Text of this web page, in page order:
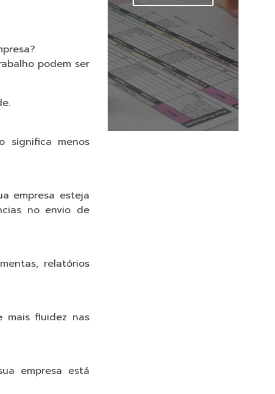
podem ser
significa menos
empresa esteja
no envio de
relatórios
mais fluidez nas
empresa está